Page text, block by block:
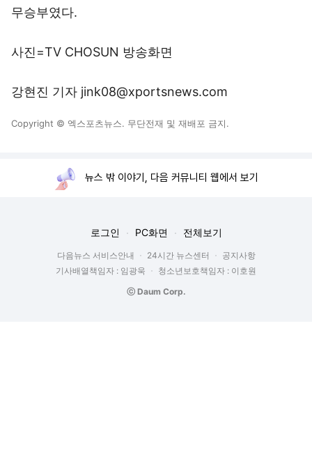
무승부였다.
사진=TV CHOSUN 방송화면
강현진 기자 jink08@xportsnews.com
Copyright © 엑스포츠뉴스. 무단전재 및 재배포 금지.
뉴스 밖 이야기, 다음 커뮤니티 웹에서 보기
로그인 PC화면 전체보기
다음뉴스 서비스안내 24시간 뉴스센터
공지사항
기사배열책임자 : 임광욱
청소년보호책임자 : 이호원
ⓒ Daum Corp.